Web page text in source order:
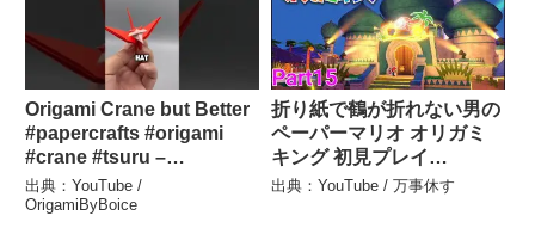
Origami Crane but Better
#papercrafts #origami
#crane #tsuru –
OrigamiByBoice
出典：YouTube /
OrigamiByBoice
折り紙で鶴が折れない男の
ペーパーマリオ オリガミ
キング 初見プレイ
【part15】 – 万事休す
出典：YouTube / 万事休す